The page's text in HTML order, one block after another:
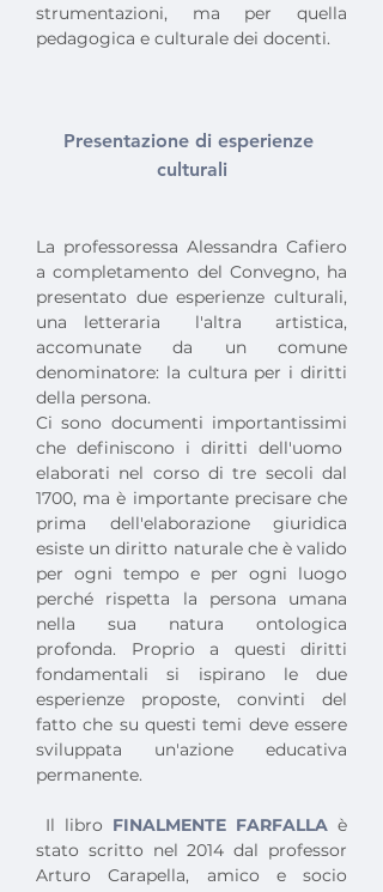
strumentazioni, ma per quella
pedagogica e culturale dei docenti.
Presentazione di esperienze
culturali
La professoressa Alessandra Cafiero
a completamento del Convegno, ha
presentato due esperienze culturali,
una letteraria  l'altra  artistica,
accomunate da un comune
denominatore: la cultura per i diritti
della persona.
Ci sono documenti importantissimi
che definiscono i diritti dell'uomo
elaborati nel corso di tre secoli dal
1700, ma è importante precisare che
prima dell'elaborazione giuridica
esiste un diritto naturale che è valido
per ogni tempo e per ogni luogo
perché rispetta la persona umana
nella sua natura ontologica
profonda. Proprio a questi diritti
fondamentali si ispirano le due
esperienze proposte, convinti del
fatto che su questi temi deve essere
sviluppata un'azione educativa
permanente.
Il libro FINALMENTE FARFALLA è
stato scritto nel 2014 dal professor
Arturo Carapella, amico e socio